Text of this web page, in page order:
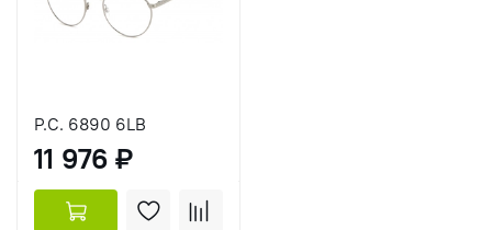
P.C. 6890 6LB
11 976 ₽